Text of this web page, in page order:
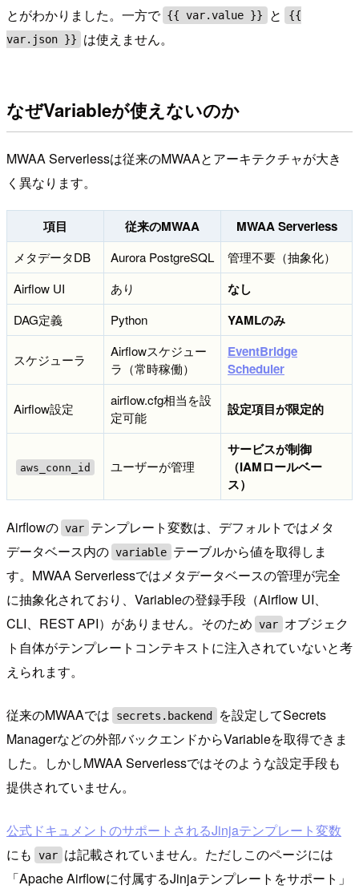
とがわかりました。一方で {{ var.value }} と
{{
var.json }}
は使えません。
なぜVariableが使えないのか
MWAA Serverlessは従来のMWAAとアーキテクチャが大き
く異なります。
項目 従来のMWAA MWAA Serverless
メタデータDB Aurora PostgreSQL
管理不要（抽象化）
Airflow UI
あり なし
DAG定義 Python YAMLのみ
スケジューラ
Airflowスケジュー
ラ（常時稼働）
EventBridge
Scheduler
Airflow設定
airflow.cfg相当を設
定可能
設定項目が限定的
aws_conn_id ユーザーが管理
サービスが制御
（IAMロールベー
ス）
Airflowの var テンプレート変数は、デフォルトではメタ
データベース内の variable テーブルから値を取得しま
す。MWAA Serverlessではメタデータベースの管理が完全
に抽象化されており、Variableの登録手段（Airflow UI、
CLI、REST API）がありません。そのため var オブジェク
ト自体がテンプレートコンテキストに注入されていないと考
えられます。
従来のMWAAでは secrets.backend
を設定してSecrets
Managerなどの外部バックエンドからVariableを取得できま
した。しかしMWAA Serverlessではそのような設定手段も
提供されていません。
公式ドキュメントのサポートされるJinjaテンプレート変数
にも
var は記載されていません。ただしこのページには
「Apache Airflowに付属するJinjaテンプレートをサポート」